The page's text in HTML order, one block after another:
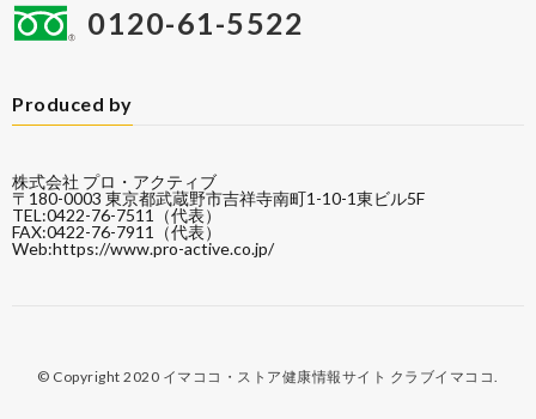
0120-61-5522
Produced by
株式会社 プロ・アクティブ
〒180-0003 東京都武蔵野市吉祥寺南町1-10-1東ビル5F
TEL:0422-76-7511（代表）
FAX:0422-76-7911（代表）
Web:https://www.pro-active.co.jp/
© Copyright 2020 イマココ・ストア健康情報サイト クラブイマココ